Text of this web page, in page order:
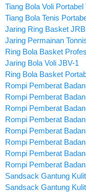
Tiang Bola Voli Portabel
Tiang Bola Tenis
Jaring Ring Basket
Jaring Permainan
Ring Bola Basket
Jaring Bola Voli JBV-1
Ring Bola Basket
Rompi Pemberat
Rompi Pemberat
Rompi Pemberat
Rompi Pemberat
Rompi Pemberat
Rompi Pemberat
Rompi Pemberat
Rompi Pemberat
Sandsack Gantung
Sandsack Gantung